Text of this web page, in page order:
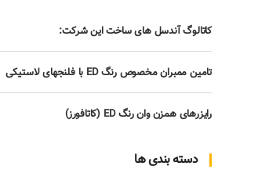
کاتالوگ آندسل های ساخت این شرکت:
تامین ممبران مخصوص رنگ ED با فلنجهای لاستیکی
رایزرهای همزن وان رنگ ED (کاتافورز)
دسته بندی ها